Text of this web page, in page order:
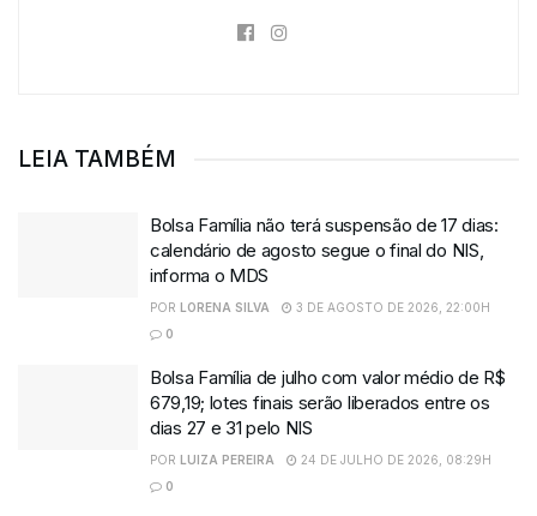
LEIA TAMBÉM
Bolsa Família não terá suspensão de 17 dias:
calendário de agosto segue o final do NIS,
informa o MDS
POR LORENA SILVA
3 DE AGOSTO DE 2026, 22:00H
0
Bolsa Família de julho com valor médio de R$
679,19; lotes finais serão liberados entre os
dias 27 e 31 pelo NIS
POR LUIZA PEREIRA
24 DE JULHO DE 2026, 08:29H
0